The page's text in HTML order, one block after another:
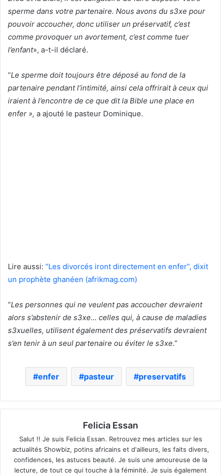
sperme dans votre partenaire. Nous avons du s3xe pour
pouvoir accoucher, donc utiliser un préservatif, c’est
comme provoquer un avortement, c’est comme tuer
l’enfant», a-t-il déclaré.
“Le sperme doit toujours être déposé au fond de la
partenaire pendant l’intimité, ainsi cela offrirait à ceux qui
iraient à l’encontre de ce que dit la Bible une place en
enfer », a ajouté le pasteur Dominique.
Lire aussi: “Les divorcés iront directement en enfer”, dixit
un prophète ghanéen (afrikmag.com)
“Les personnes qui ne veulent pas accoucher devraient
alors s’abstenir de s3xe… celles qui, à cause de maladies
s3xuelles, utilisent également des préservatifs devraient
s’en tenir à un seul partenaire ou éviter le s3xe.”
enfer pasteur preservatifs
Felicia Essan
Salut !! Je suis Felicia Essan. Retrouvez mes articles sur les
actualités Showbiz, potins africains et d'ailleurs, les faits divers,
confidences, les astuces beauté. Je suis une amoureuse de la
lecture, de tout ce qui touche à la féminité. Je suis également